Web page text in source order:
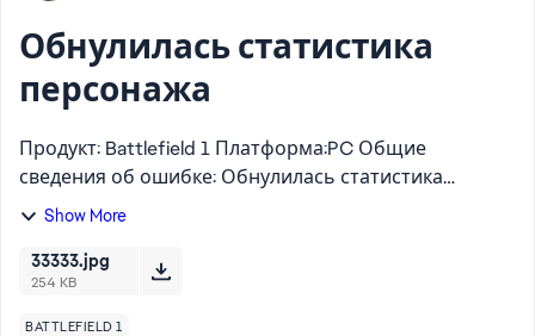
Обнулилась статистика
персонажа
Продукт: Battlefield 1 Платформа:PC Общие
сведения об ошибке: Обнулилась статистика
персонажа ! Как часто возникает ошибка? 0% - 9%
Статистика персонажа...
Show More
33333.jpg
254 KB
BATTLEFIELD 1